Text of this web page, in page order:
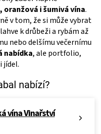
oranžová i šumivá vína.
v tom, že si může vybrat
k drůbeži a rybám až
nebo delšímu večernímu
nabídka, ale portfolio,
jídel.
nabízí?
vína Vinařství